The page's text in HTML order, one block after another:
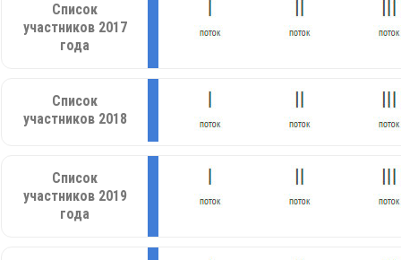
Список
участников 2017
года
Список
участников 2018
Список
участников 2019
года